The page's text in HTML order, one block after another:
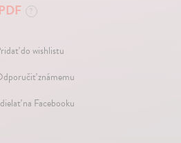
PDF ?
do wishlistu
známemu
na Facebooku